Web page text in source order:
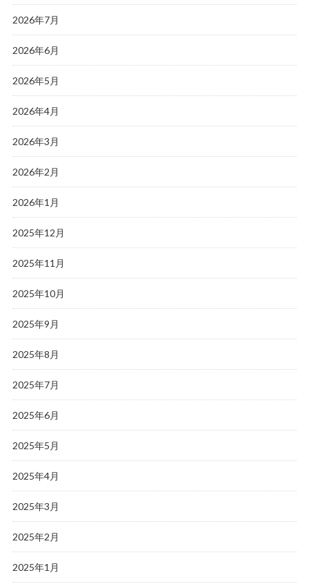
2026年7月
2026年6月
2026年5月
2026年4月
2026年3月
2026年2月
2026年1月
2025年12月
2025年11月
2025年10月
2025年9月
2025年8月
2025年7月
2025年6月
2025年5月
2025年4月
2025年3月
2025年2月
2025年1月